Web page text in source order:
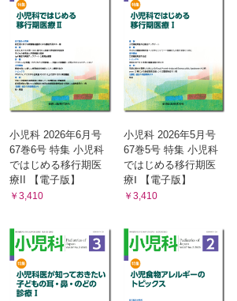
小児科 2026年6月号
67巻6号 特集 小児科
ではじめる移行期医
療II 【電子版】
￥3,410
小児科 2026年5月号
67巻5号 特集 小児科
ではじめる移行期医
療Ⅰ 【電子版】
￥3,410